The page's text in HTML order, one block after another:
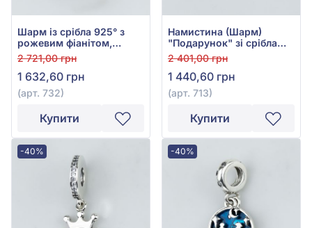
Шарм із срібла 925° з
рожевим фіанітом,
рожевою та чорною
емаллю, арт. 732
2 721,00 грн
1 632,60 грн
(арт. 732)
Купити
Намистина (Шарм)
"Подарунок" зі срібла
925° з рожевим
фіанітом/куб.цирконієм
та емаллю, арт. 713
2 401,00 грн
1 440,60 грн
(арт. 713)
Купити
-40% -40%